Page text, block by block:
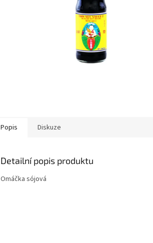
Popis Diskuze
Detailní popis produktu
Omáčka sójová